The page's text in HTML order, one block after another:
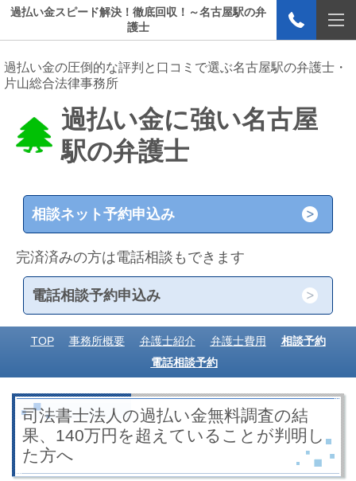
過払い金スピード解決！徹底回収！～名古屋駅の弁
護士
過払い金の圧倒的な評判と口コミで選ぶ名古屋駅の弁護士・
片山総合法律事務所
過払い金に強い名古屋
駅の弁護士
相談ネット予約申込み
完済済みの方は電話相談もできます
電話相談予約申込み
TOP 事務所概要 弁護士紹介 弁護士費用
相談予約
電話相談予約
司法書士法人の過払い金無料調査の結
果、140万円を超えていることが判明し
た方へ